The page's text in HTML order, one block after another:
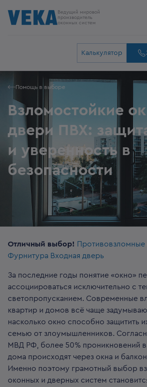
Ведущий мировой
производитель
оконных систем
Калькулятор
Помощь в выборе
Взломостойкие
двери ПВХ:
и уверенность в
безопасности
Отличный выбор! Противовзломные
Фурнитура Входная дверь
За последние годы понятие «окно»
ассоциироваться исключительно с
светопропусканием. Современные
квартир и домов всё чаще
насколько окно способно защитить
семью от злоумышленников.
МВД РФ, более 50% проникновений в
дома происходят через окна и
Именно поэтому грамотный выбор
оконных и дверных систем